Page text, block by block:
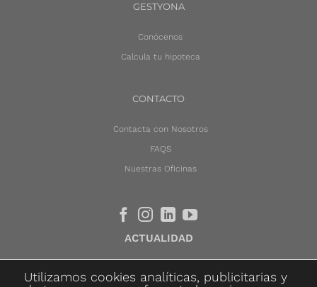
GESTYONA
Conócenos
Calcula tu hipoteca
CONTACTO
Contacta con Nosotros
FAQS
Nuestras Oficinas
ACTUALIDAD
Utilizamos cookies analíticas, publicitarias y